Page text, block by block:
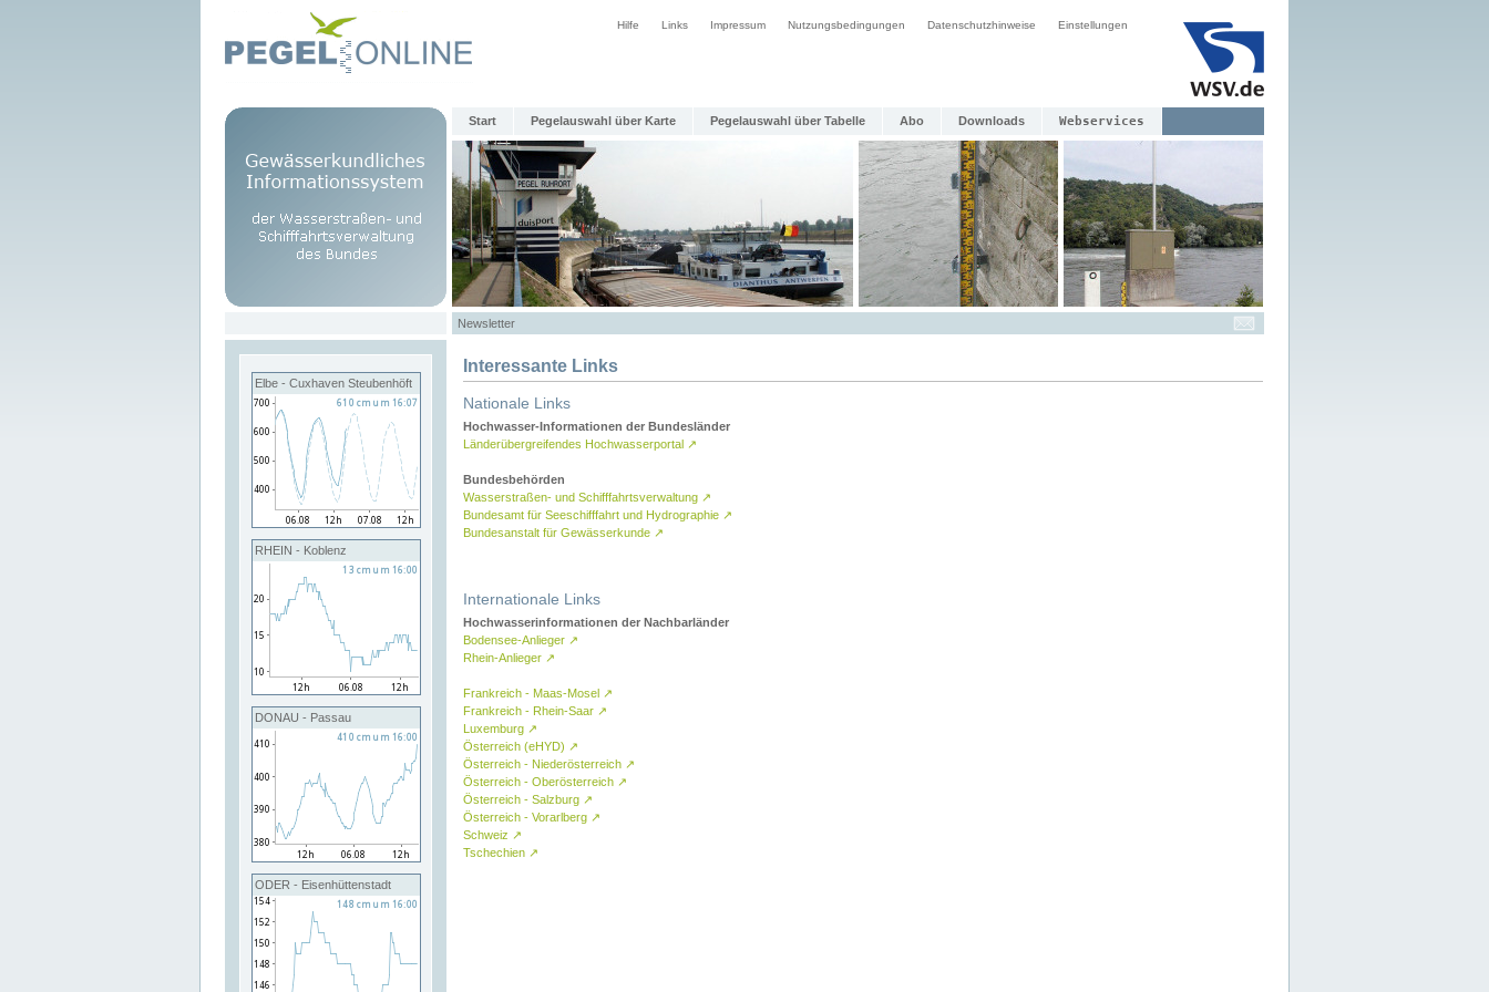
Hilfe Links Impressum Nutzungsbedingungen Datenschutzhinweise Einstellungen
Start Pegelauswahl über Karte Pegelauswahl über Tabelle Abo Downloads Webservices
Newsletter
Elbe - Cuxhaven Steubenhöft
RHEIN - Koblenz
DONAU - Passau
ODER - Eisenhüttenstadt
Interessante Links
Nationale Links
Hochwasser-Informationen der Bundesländer
Länderübergreifendes Hochwasserportal ↗
Bundesbehörden
Wasserstraßen- und Schifffahrtsverwaltung ↗
Bundesamt für Seeschifffahrt und Hydrographie ↗
Bundesanstalt für Gewässerkunde ↗
Internationale Links
Hochwasserinformationen der Nachbarländer
Bodensee-Anlieger ↗
Rhein-Anlieger ↗
Frankreich - Maas-Mosel ↗
Frankreich - Rhein-Saar ↗
Luxemburg ↗
Österreich (eHYD) ↗
Österreich - Niederösterreich ↗
Österreich - Oberösterreich ↗
Österreich - Salzburg ↗
Österreich - Vorarlberg ↗
Schweiz ↗
Tschechien ↗